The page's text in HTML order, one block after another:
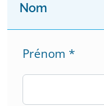
Nom
Prénom *